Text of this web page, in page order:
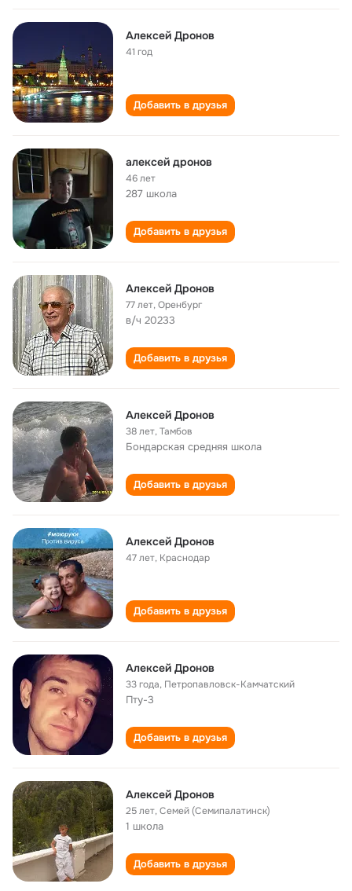
Алексей Дронов
41 год
Добавить в друзья
алексей дронов
46 лет
287 школа
Добавить в друзья
Алексей Дронов
77 лет,Оренбург
в/ч 20233
Добавить в друзья
Алексей Дронов
38 лет,Тамбов
Бондарская средняя школа
Добавить в друзья
Алексей Дронов
47 лет, Краснодар
Добавить в друзья
Алексей Дронов
33 года, Петропавловск-Камчатский
Пту-3
Добавить в друзья
Алексей Дронов
25 лет,Семей (Семипалатинск)
1 школа
Добавить в друзья